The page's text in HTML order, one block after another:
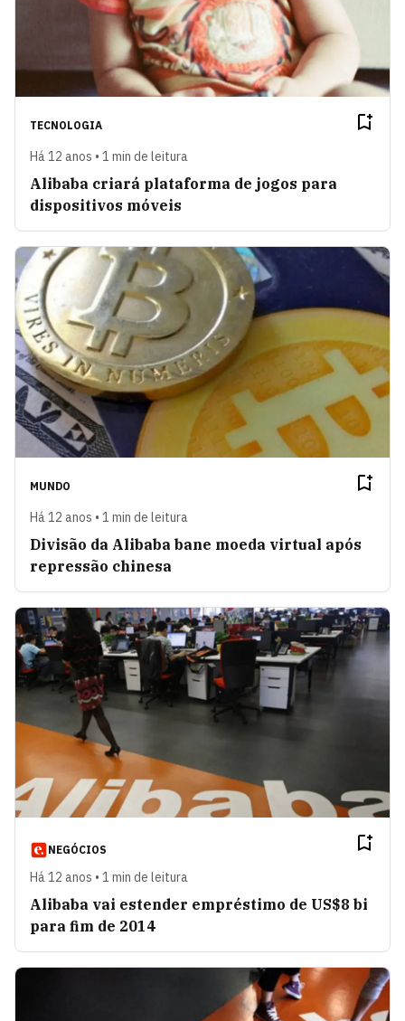
TECNOLOGIA
Há 12 anos • 1 min de leitura
Alibaba criará plataforma de jogos para
dispositivos móveis
MUNDO
Há 12 anos • 1 min de leitura
Divisão da Alibaba bane moeda virtual após
repressão chinesa
NEGÓCIOS
Há 12 anos • 1 min de leitura
Alibaba vai estender empréstimo de US$8 bi
para fim de 2014